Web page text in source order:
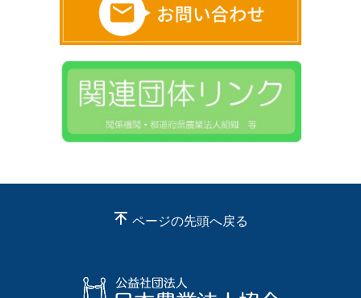
ページの先頭へ戻る